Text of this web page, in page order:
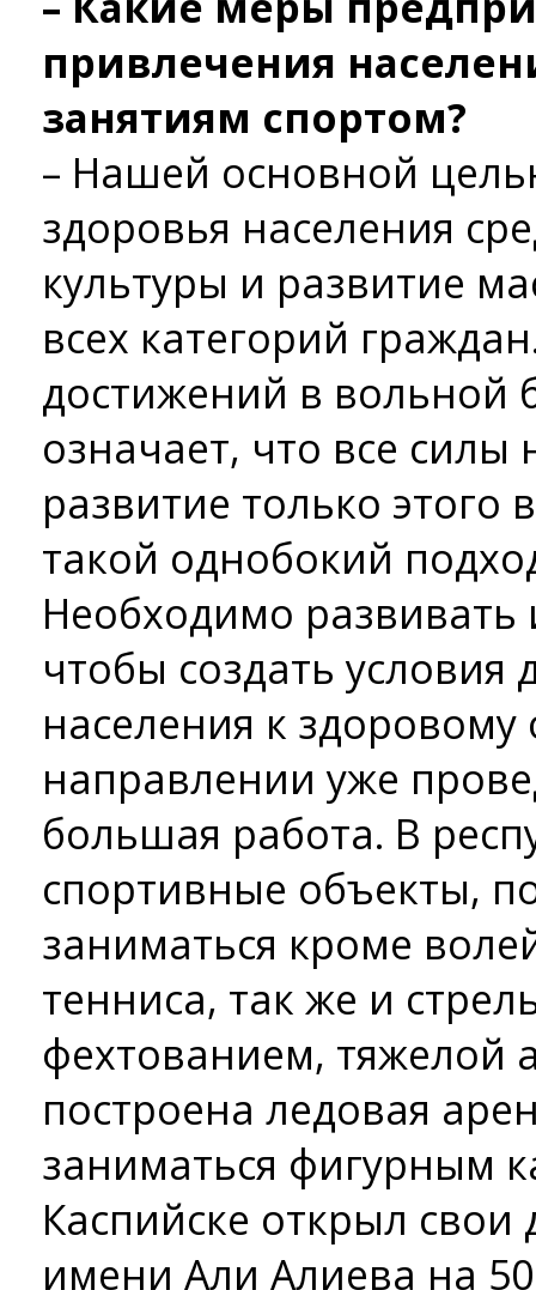
привлечения
занятиям спортом?
– Нашей основной
здоровья населения
культуры и развитие
всех категорий
достижений в вольной
означает, что все
развитие только этого
такой однобокий
Необходимо развивать
чтобы создать
населения к
направлении уже
большая работа. В
спортивные объекты,
заниматься кроме
тенниса, так же и
фехтованием, тяжелой
построена ледовая
заниматься фигурным
Каспийске открыл
имени Али Алиева на